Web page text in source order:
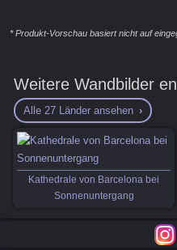
* Produkt-Vorschau basiert nicht auf
Weitere Wandbilder
Alle 27 Länder ansehen
Kathedrale von Barcelona bei
Sonnenuntergang